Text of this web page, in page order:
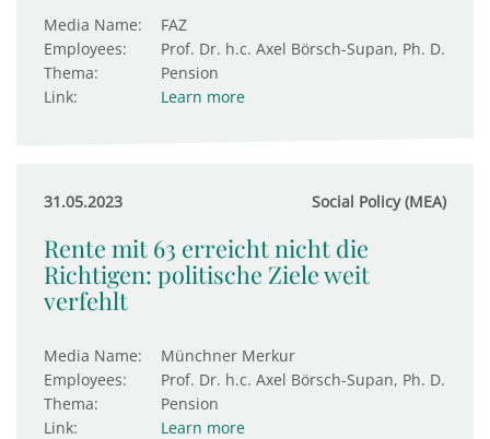
Media Name:
FAZ
Employees:
Prof. Dr. h.c. Axel Börsch-Supan, Ph. D.
Thema:
Pension
Link:
Learn more
31.05.2023 Social Policy (MEA)
Rente mit 63 erreicht nicht die
Richtigen: politische Ziele weit
verfehlt
Media Name:
Münchner Merkur
Employees:
Prof. Dr. h.c. Axel Börsch-Supan, Ph. D.
Thema:
Pension
Link:
Learn more